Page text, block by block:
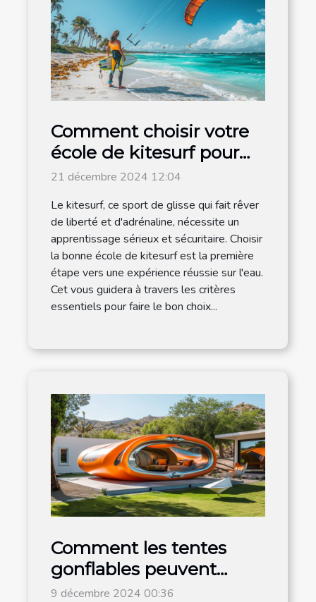
Comment choisir votre
école de kitesurf pour
un apprentissage
efficace
21 décembre 2024 12:04
Le kitesurf, ce sport de glisse qui fait rêver
de liberté et d'adrénaline, nécessite un
apprentissage sérieux et sécuritaire. Choisir
la bonne école de kitesurf est la première
étape vers une expérience réussie sur l'eau.
Cet vous guidera à travers les critères
essentiels pour faire le bon choix...
Comment les tentes
gonflables peuvent
dynamiser vos
9 décembre 2024 00:36